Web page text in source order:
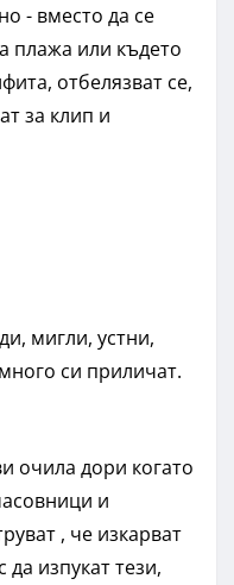
- вместо да се
плажа или където
отбелязват се,
за клип и
мигли, устни,
си приличат.
очила дори когато
и
, че изкарват
изпукат тези,